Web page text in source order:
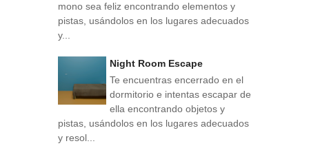
mono sea feliz encontrando elementos y
pistas, usándolos en los lugares adecuados
y...
Night Room Escape
Te encuentras encerrado en el
dormitorio e intentas escapar de
ella encontrando objetos y
pistas, usándolos en los lugares adecuados
y resol...